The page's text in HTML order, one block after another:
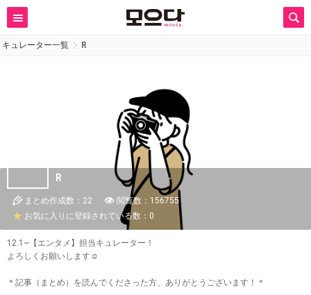
キュレーター一覧 R
R
まとめ作成数：22
閲覧数：156755
お気に入りに登録されている数：0
12.1~【エンタメ】担当キュレーター！
よろしくお願いします☺︎
＊記事（まとめ）を読んでくださった方、ありがとうございます！＊